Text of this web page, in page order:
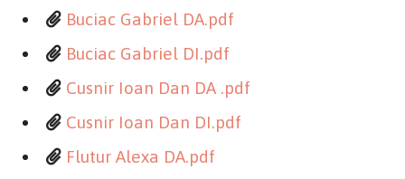
Buciac Gabriel DA.pdf
Buciac Gabriel DI.pdf
Cusnir Ioan Dan DA .pdf
Cusnir Ioan Dan DI.pdf
Flutur Alexa DA.pdf